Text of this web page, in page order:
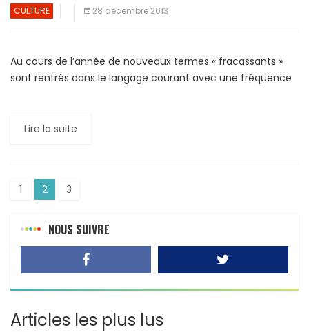
CULTURE 28 décembre 2013
Au cours de l’année de nouveaux termes « fracassants »
sont rentrés dans le langage courant avec une fréquence
Lire la suite
1 2 3
NOUS SUIVRE
Articles les plus lus